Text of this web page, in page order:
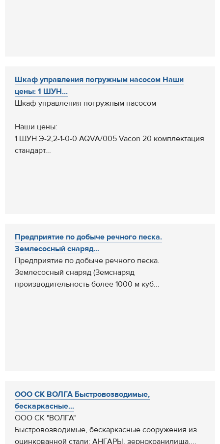
Шкаф управления погружным насосом Наши
цены: 1 ШУН...
Шкаф управления погружным насосом
Наши цены:
1 ШУН Э-2,2-1-0-0 AQVA/005 Vacon 20 комплектация
стандарт...
Предприятие по добыче речного песка.
Землесосный снаряд...
Предприятие по добыче речного песка.
Землесосный снаряд (Земснаряд
производительность более 1000 м куб...
ООО СК ВОЛГА Быстровозводимые,
бескаркасные...
ООО СК "ВОЛГА"
Быстровозводимые, бескаркасные сооружения из
оцинкованной стали: АНГАРЫ, зернохранилища,...